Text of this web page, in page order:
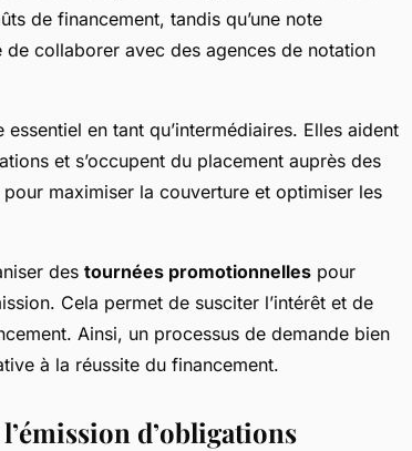
de financement, tandis qu’une note
collaborer avec des agences de notation
essentiel en tant qu’intermédiaires. Elles aident
et s’occupent du placement auprès des
maximiser la couverture et optimiser les
des tournées promotionnelles pour
Cela permet de susciter l’intérêt et de
Ainsi, un processus de demande bien
à la réussite du financement.
d’obligations